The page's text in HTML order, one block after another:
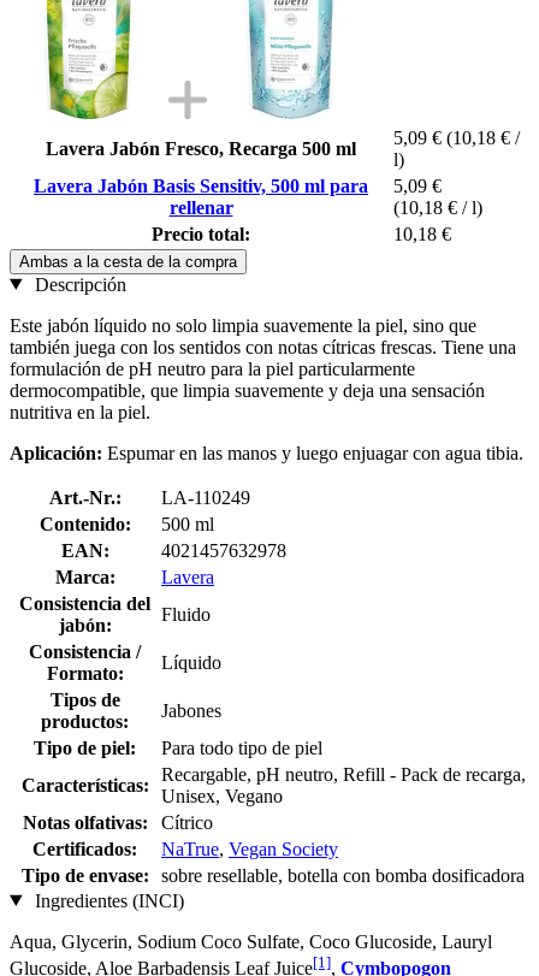
Lavera Jabón Fresco, Recarga 500 ml
5,09 € (10,18 € /
l)
Lavera Jabón Basis Sensitiv, 500 ml para
rellenar
5,09 €
(10,18 € / l)
Precio total:
10,18 €
Ambas a la cesta de la compra
Descripción
Este jabón líquido no solo limpia suavemente la piel, sino que
también juega con los sentidos con notas cítricas frescas. Tiene una
formulación de pH neutro para la piel particularmente
dermocompatible, que limpia suavemente y deja una sensación
nutritiva en la piel.
Aplicación: Espumar en las manos y luego enjuagar con agua tibia.
Art.-Nr.:
LA-110249
Contenido:
500 ml
EAN:
4021457632978
Marca:
Lavera
Consistencia del
jabón:
Fluido
Consistencia /
Formato:
Líquido
Tipos de
productos:
Jabones
Tipo de piel:
Para todo tipo de piel
Características:
Recargable, pH neutro, Refill - Pack de recarga,
Unisex, Vegano
Notas olfativas:
Cítrico
Certificados:
NaTrue, Vegan Society
Tipo de envase:
sobre resellable, botella con bomba dosificadora
Ingredientes (INCI)
Aqua, Glycerin, Sodium Coco­ Sulfate, Coco Glucoside, Lauryl
Glucoside, Aloe Barbadensis Leaf Juice[1], Cymbopogon